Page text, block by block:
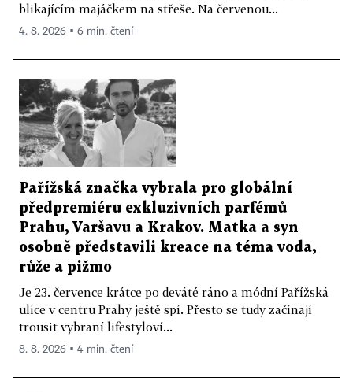
blikajícím majáčkem na střeše. Na červenou...
4. 8. 2026 ▪ 6 min. čtení
Pařížská značka vybrala pro globální
předpremiéru exkluzivních parfémů
Prahu, Varšavu a Krakov. Matka a syn
osobně představili kreace na téma voda,
růže a pižmo
Je 23. července krátce po deváté ráno a módní Pařížská
ulice v centru Prahy ještě spí. Přesto se tudy začínají
trousit vybraní lifestyloví...
8. 8. 2026 ▪ 4 min. čtení